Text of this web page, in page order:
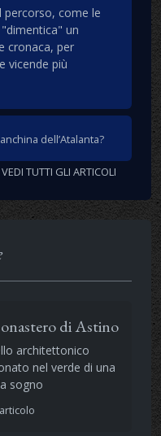
percorso, come le
un
cronaca, per
vicende più
dell’Atalanta?
VEDI TUTTI GLI ARTICOLI
di Astino
architettonico
nel verde di una
sogno